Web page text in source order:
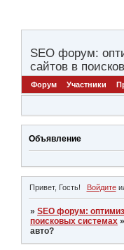
SEO форум:
сайтов в
Форум Участники
Объявление
Привет, Гость! Войдите
»SEO форум:
поисковых системах »
авто?